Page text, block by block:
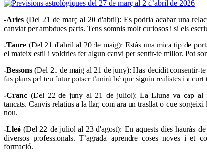
-Àries (Del 21 de març al 20 d'abril): Es podria acabar una
canviat per ambdues parts. Tens somnis molt curiosos i si els
-Taure (Del 21 d'abril al 20 de maig): Estàs una mica tip de
el mateix estil i voldries fer algun canvi per sentir-te millor. Pot
-Bessons (Del 21 de maig al 21 de juny): Has decidit consentir-
fas plans pel teu futur potser t’anirà bé que siguin realistes i a curt
-Cranc (Del 22 de juny al 21 de juliol): La Lluna va cap al
tancats. Canvis relatius a la llar, com ara un trasllat o que
nou.
-Lleó (Del 22 de juliol al 23 d'agost): En aquests dies hauràs de
diversos professionals. T’agrada aprendre coses noves i et
formació.